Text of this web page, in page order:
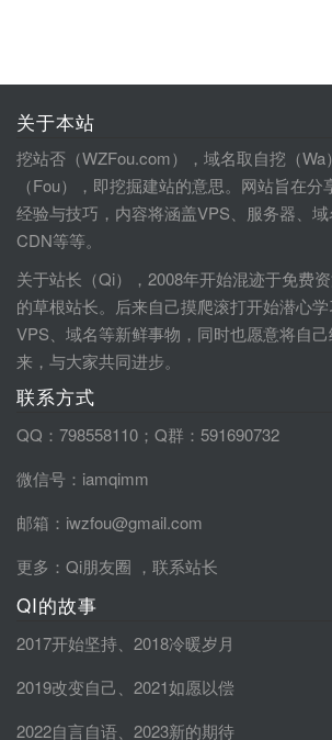
关于本站
挖站否（WZFou.com），域名取自挖（Wa
（Fou），即挖掘建站的意思。网站旨在分
经验与技巧，内容将涵盖VPS、服务器、域
CDN等等。
关于站长（Qi），2008年开始混迹于免费
的草根站长。后来自己摸爬滚打开始潜心学
VPS、域名等新鲜事物，同时也愿意将自
来，与大家共同进步。
联系方式
QQ：798558110；Q群：591690732
微信号：iamqimm
邮箱：iwzfou@gmail.com
更多： Qi朋友圈 ， 联系站长
QI的故事
2017开始坚持
2018冷暖岁月
2019改变自己
2021如愿以偿
2022自言自语
2023新的期待